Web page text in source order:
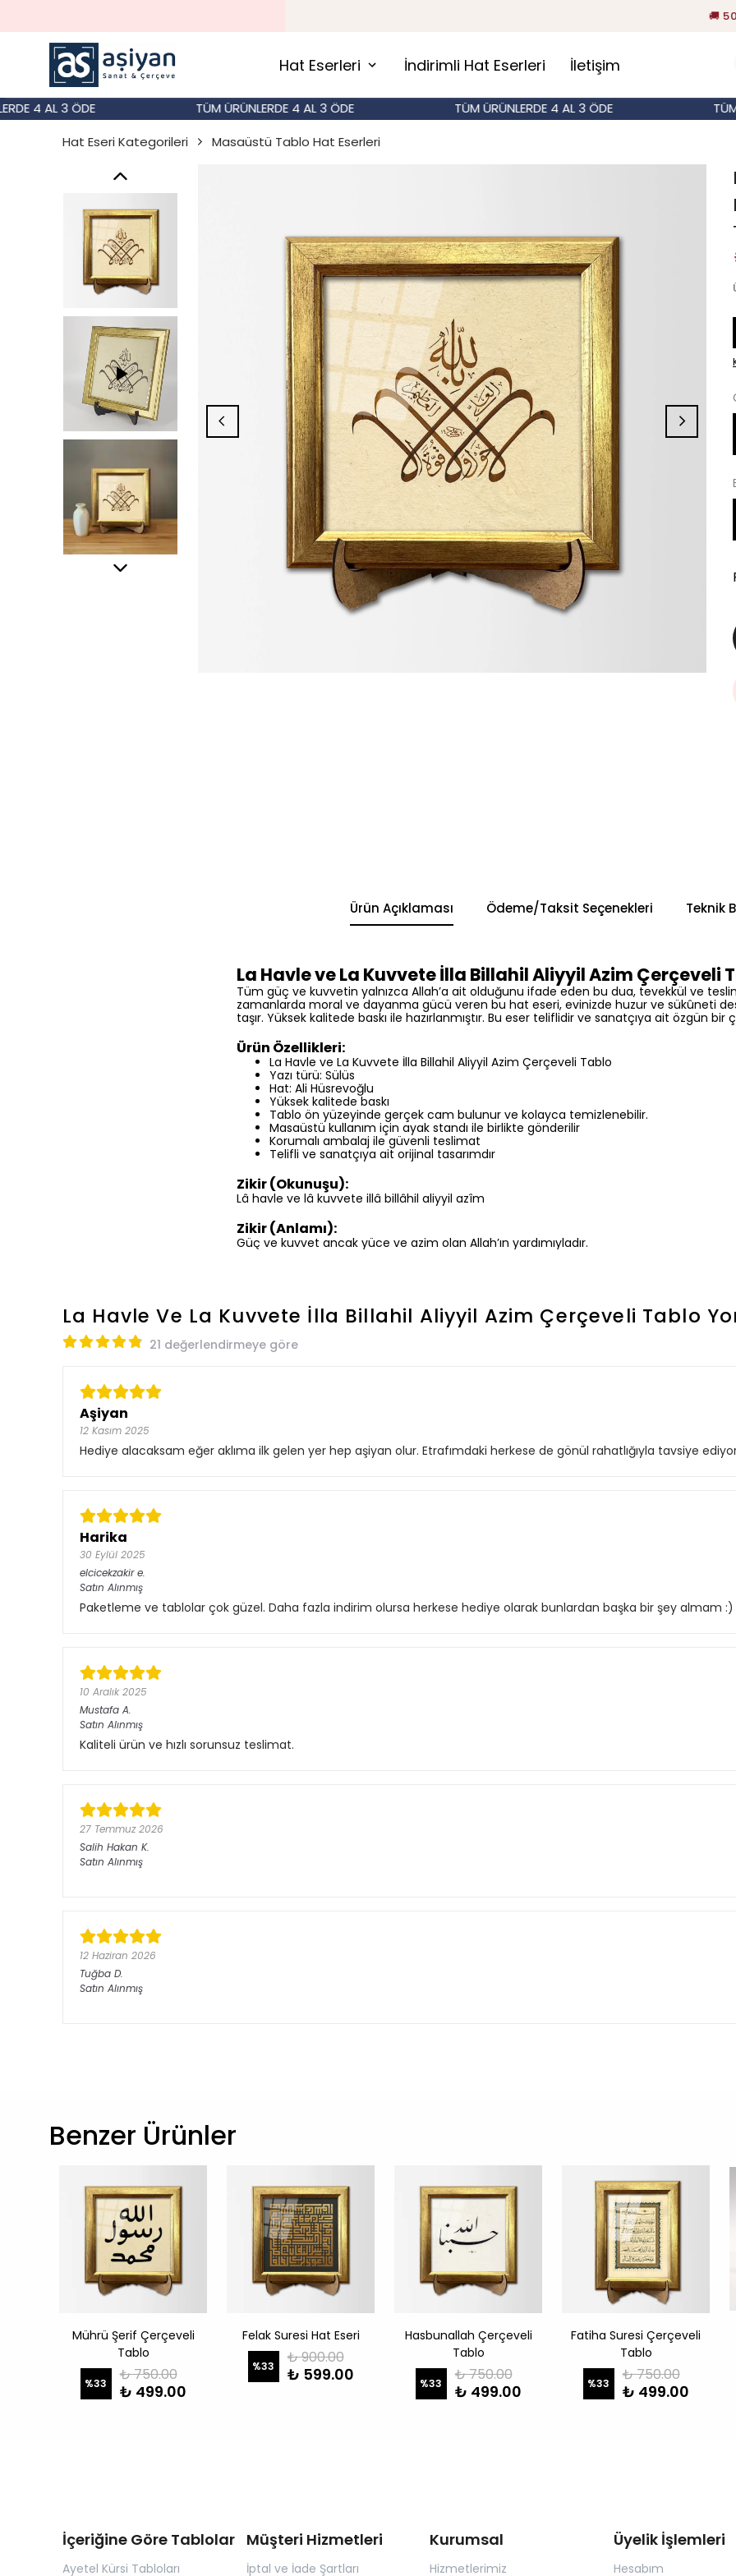
Hat Eserleri İndirimli Hat Eserleri İletişim
4 AL 3 ÖDE TÜM ÜRÜNLERDE 4 AL 3 ÖDE TÜM ÜRÜNLERDE 4 AL 3 ÖDE TÜM
Hat Eseri Kategorileri
Masaüstü Tablo Hat Eserleri
Ürün Açıklaması Ödeme/Taksit Seçenekleri Teknik
La Havle ve La Kuvvete İlla Billahil Aliyyil Azim Çerçeveli
Tüm güç ve kuvvetin yalnızca Allah’a ait olduğunu ifade eden bu dua, tevekkül ve
zamanlarda moral ve dayanma gücü veren bu hat eseri, evinizde huzur ve sükûneti
taşır. Yüksek kalitede baskı ile hazırlanmıştır. Bu eser teliflidir ve sanatçıya ait özgün bir
Ürün Özellikleri:
La Havle ve La Kuvvete İlla Billahil Aliyyil Azim Çerçeveli Tablo
Yazı türü: Sülüs
Hat: Ali Hüsrevoğlu
Yüksek kalitede baskı
Tablo ön yüzeyinde gerçek cam bulunur ve kolayca temizlenebilir.
Masaüstü kullanım için ayak standı ile birlikte gönderilir
Korumalı ambalaj ile güvenli teslimat
Telifli ve sanatçıya ait orijinal tasarımdır
Zikir (Okunuşu):
Lâ havle ve lâ kuvvete illâ billâhil aliyyil azîm
Zikir (Anlamı):
Güç ve kuvvet ancak yüce ve azim olan Allah’ın yardımıyladır.
La Havle Ve La Kuvvete İlla Billahil Aliyyil Azim Çerçeveli Tablo
21 değerlendirmeye göre
Aşiyan
12 Kasım 2025
Hediye alacaksam eğer aklıma ilk gelen yer hep aşiyan olur. Etrafımdaki herkese de gönül rahatlığıyla tavsiye
Harika
30 Eylül 2025
elcicekzakir e.
Satın Alınmış
Paketleme ve tablolar çok güzel. Daha fazla indirim olursa herkese hediye olarak bunlardan başka bir şey almam :)
10 Aralık 2025
Mustafa A.
Satın Alınmış
Kaliteli ürün ve hızlı sorunsuz teslimat.
27 Temmuz 2026
Salih Hakan K.
Satın Alınmış
12 Haziran 2026
Tuğba D.
Satın Alınmış
Benzer Ürünler
Mührü Şerif Çerçeveli
Tablo
%33 ₺ 750.00
₺ 499.00
Felak Suresi Hat Eseri
%33 ₺ 900.00
₺ 599.00
Hasbunallah Çerçeveli
Tablo
%33 ₺ 750.00
₺ 499.00
Fatiha Suresi Çerçeveli
Tablo
%33 ₺ 750.00
₺ 499.00
İçeriğine Göre Tablolar
Ayetel Kürsi Tabloları
Müşteri Hizmetleri
İptal ve İade Şartları
Kurumsal
Hizmetlerimiz
Üyelik İşlemleri
Hesabım